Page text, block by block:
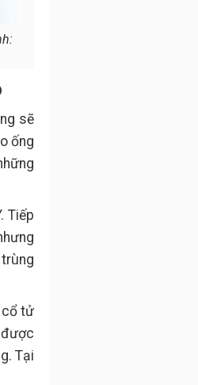
sẽ
ống
Tiếp
cổ tử
Tại